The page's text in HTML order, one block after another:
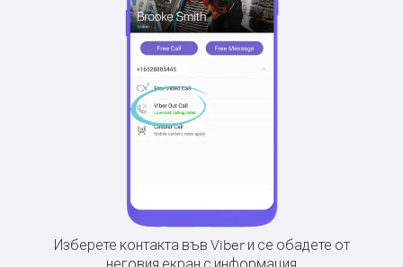
Изберете контакта във Viber и се обадете от
неговия екран с информация